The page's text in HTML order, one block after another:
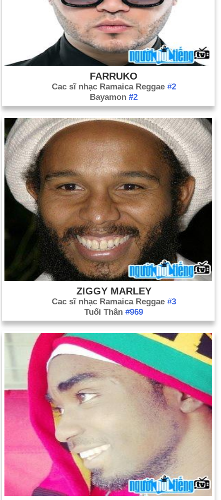
FARRUKO
Cac sĩ nhạc Ramaica Reggae #2
Bayamon #2
ZIGGY MARLEY
Cac sĩ nhạc Ramaica Reggae #3
Tuổi Thân #969